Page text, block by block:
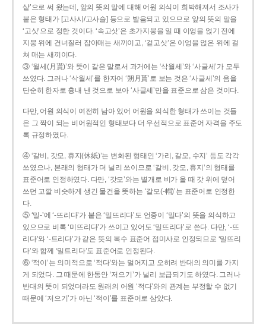
샅’으로 써 왔는데, 앞의 뜻의 말에 대해 어원 의식이 희박해져서 조사가
붙은 형태가 [고사시/고사슬] 등으로 발음되고 있으므로 앞의 뜻의 말을
‘고삿’으로 정한 것이다. ‘속고삿’은 초가지붕을 일 때 이엉을 얹기 전에
지붕 위에 건너질러 잡아매는 새끼이고, ‘겉고삿’은 이엉을 얹은 위에 걸
쳐 매는 새끼이다.
③ ‘월세(月貰)’와 뜻이 같은 말로서 과거에는 ‘삭월세’와 ‘사글세’가 모두
쓰였다. 그러나 ‘삭월세’를 한자어 ‘朔月貰’로 보는 것은 ‘사글세’의 음을
단순히 한자로 흉내 낸 것으로 보아 ‘사글세’만을 표준으로 삼은 것이다.
다만, 어원 의식이 여전히 남아 있어 어원을 의식한 형태가 쓰이는 것들
은 그 짝이 되는 비어원적인 형태보다 더 우선적으로 표준어 자격을 주도
록 규정하였다.
④ ‘갈비, 갓모, 휴지(休紙)’는 변화된 형태인 ‘가리, 갈모, 수지’ 등도 각각
쓰였으나, 본래의 형태가 더 널리 쓰이므로 ‘갈비, 갓모, 휴지’의 형태를
표준어로 인정하였다. 다만, ‘갓모’와는 별개로 비가 올 때 갓 위에 덮어
쓰던 고깔 비슷하게 생긴 물건을 뜻하는 ‘갈모(-帽)’는 표준어로 인정한
다.
⑤ ‘밀-’에 ‘-뜨리다’가 붙은 ‘밀뜨리다’도 언중이 ‘밀다’의 뜻을 의식하고
있으므로 비록 ‘미뜨리다’가 쓰이고 있어도 ‘밀뜨리다’로 쓴다. 다만, ‘-뜨
리다’와 ‘-트리다’가 같은 뜻의 복수 표준어 접미사로 인정되므로 ‘밀뜨리
다’와 함께 ‘밀트리다’도 표준어로 인정된다.
⑥ ‘적이’는 의미적으로 ‘적다’와는 멀어지고 오히려 반대의 의미를 가지
게 되었다. 그 때문에 한동안 ‘저으기’가 널리 보급되기도 하였다. 그러나
반대의 뜻이 되었더라도 원래의 어원 ‘적다’와의 관계는 부정할 수 없기
때문에 ‘저으기’가 아닌 ‘적이’를 표준어로 삼았다.